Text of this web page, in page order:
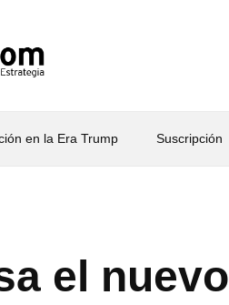
en la Era Trump Suscripción
el nuevo